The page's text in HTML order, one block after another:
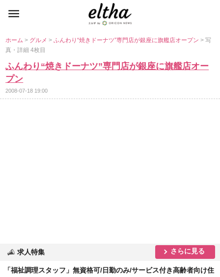
ホーム> グルメ>ふんわり“焼きドーナツ”専門店が銀座に旗艦店オープン> 写
真・詳細 4枚目
ふんわり“焼きドーナツ”専門店が銀座に旗艦店オー
プン
2008-07-18 19:00
求人特集 さらに見る
「福祉調理スタッフ」無資格可/日勤のみ/サービス付き高齢者向け住